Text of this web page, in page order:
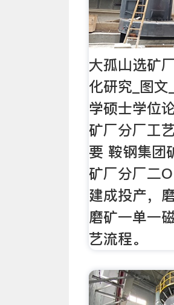
大孤山选矿
化研究_图
学硕士学位
矿厂分厂工
要 鞍钢集团
矿厂分厂二
建成投产，
磨矿一单一
艺流程。